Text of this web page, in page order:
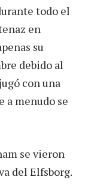
todo el
en
su
debido al
con una
a menudo se
se vieron
del Elfsborg.